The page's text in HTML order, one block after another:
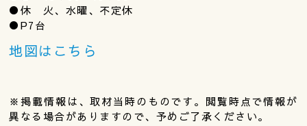
●休 火、水曜、不定休
●P7台
地図はこちら
※掲載情報は、取材当時のものです。閲覧時点で情報が
異なる場合がありますので、予めご了承ください。